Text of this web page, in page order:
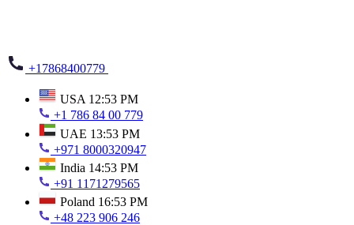
+17868400779
USA 12:53 PM
+1 786 84 00 779
UAE 13:53 PM
+971 8000320947
India 14:53 PM
+91 1171279565
Poland 16:53 PM
+48 223 906 246